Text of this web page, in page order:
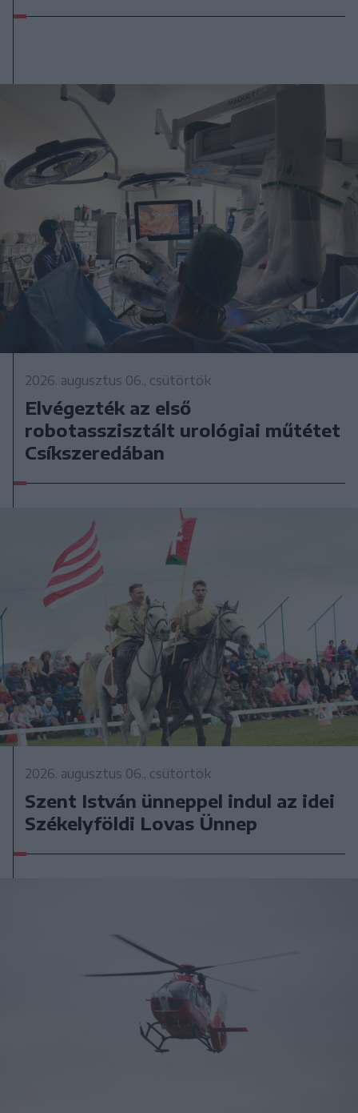
2026. augusztus 06., csütörtök
Elvégezték az első
robotasszisztált urológiai műtétet
Csíkszeredában
2026. augusztus 06., csütörtök
Szent István ünneppel indul az idei
Székelyföldi Lovas Ünnep